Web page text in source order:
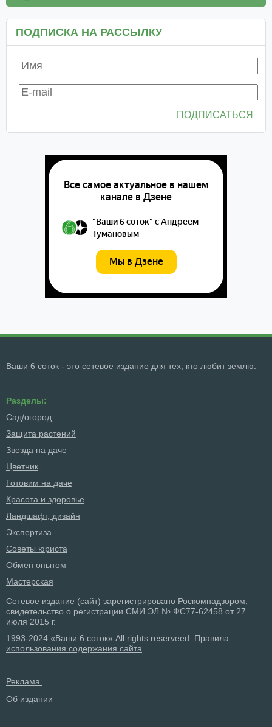
ПОДПИСКА НА РАССЫЛКУ
ПОДПИСАТЬСЯ
Ваши 6 соток - это сетевое издание для тех, кто любит землю.
Разделы:
Сад/огород
Защита растений
Звезда на даче
Цветник
Готовим на даче
Красота и здоровье
Ландшафт, дизайн
Экспертиза
Советы юриста
Обмен опытом
Мастерская
Сетевое издание (сайт) зарегистрировано Роскомнадзором,
свидетельство о регистрации СМИ ЭЛ № ФС77-62458 от 27
июля 2015 г.
1993-2024 «Ваши 6 соток» All rights reserveed. Правила
использования содержания сайта
Реклама
Об издании